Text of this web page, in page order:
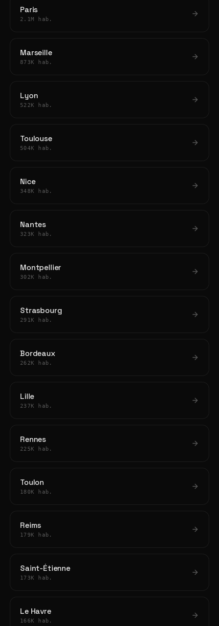
Paris
2.1M hab.
Marseille
873K hab.
Lyon
522K hab.
Toulouse
504K hab.
Nice
348K hab.
Nantes
323K hab.
Montpellier
302K hab.
Strasbourg
291K hab.
Bordeaux
262K hab.
Lille
237K hab.
Rennes
225K hab.
Toulon
180K hab.
Reims
179K hab.
Saint-Étienne
173K hab.
Le Havre
166K hab.